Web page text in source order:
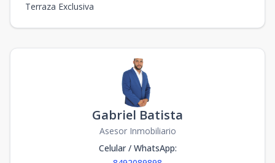
Terraza Exclusiva
Gabriel Batista
Asesor Inmobiliario
Celular / WhatsApp: